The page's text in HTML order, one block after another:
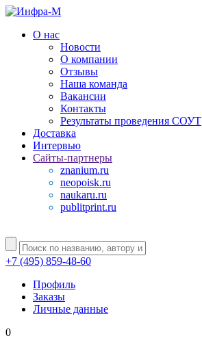
О нас
Новости
О компании
Отзывы
Наша команда
Вакансии
Контакты
Результаты проведения СОУТ
Доставка
Интервью
Сайты-партнеры
znanium.ru
neopoisk.ru
naukaru.ru
publitprint.ru
+7 (495) 859-48-60
Профиль
Заказы
Личные данные
0